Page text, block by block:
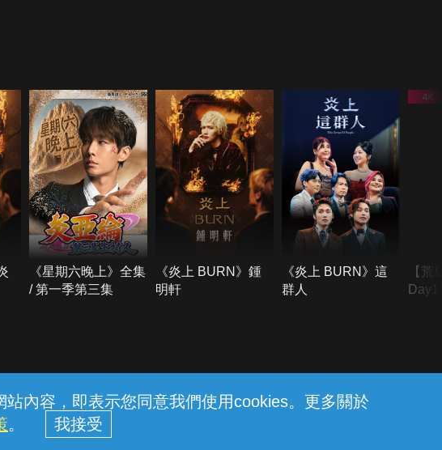
內容，即表示您同意我們使用cookies。更多關於
。
《星期六晚上》全集
/ 第一季第三集
《炎上 BURN》鍾
明軒
《炎上 BURN》這
群人
【荒
© 2026